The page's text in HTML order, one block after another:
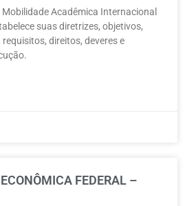
Acadêmica Internacional
suas diretrizes, objetivos,
direitos, deveres e
FEDERAL –